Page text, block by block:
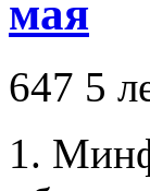
мая
647 5
1.